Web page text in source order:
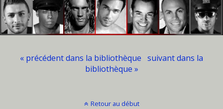
« précédent dans la bibliothèque suivant dans la
bibliothèque »
Retour au début